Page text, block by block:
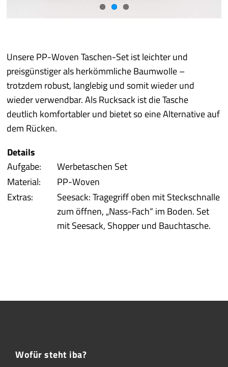
Qualität/Umwelt
Service
Unsere PP-Woven Taschen-Set ist leichter und
preisgünstiger als herkömmliche Baumwolle –
trotzdem robust, langlebig und somit wieder und
wieder verwendbar. Als Rucksack ist die Tasche
deutlich komfortabler und bietet so eine Alternative auf
dem Rücken.
Details
Aufgabe:
Werbetaschen Set
Material:
PP-Woven
Extras:
Seesack: Tragegriff oben mit Steckschnalle
zum öffnen, „Nass-Fach“ im Boden. Set
mit Seesack, Shopper und Bauchtasche.
Wofür steht iba?